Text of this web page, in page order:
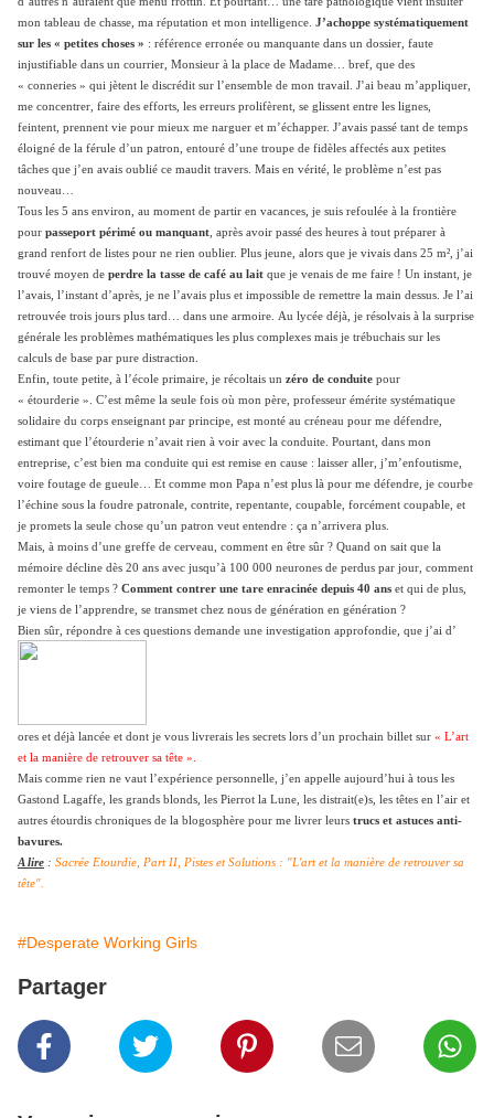
mon tableau de chasse, ma réputation et mon intelligence. J’achoppe systématiquement
sur les « petites choses » : référence erronée ou manquante dans un dossier, faute
injustifiable dans un courrier, Monsieur à la place de Madame… bref, que des
« conneries » qui jètent le discrédit sur l’ensemble de mon travail. J’ai beau m’appliquer,
me concentrer, faire des efforts, les erreurs prolifèrent, se glissent entre les lignes,
feintent, prennent vie pour mieux me narguer et m’échapper. J’avais passé tant de temps
éloigné de la férule d’un patron, entouré d’une troupe de fidèles affectés aux petites
tâches que j’en avais oublié ce maudit travers. Mais en vérité, le problème n’est pas
nouveau…
Tous les 5 ans environ, au moment de partir en vacances, je suis refoulée à la frontière
pour passeport périmé ou manquant , après avoir passé des heures à tout préparer à
grand renfort de listes pour ne rien oublier. Plus jeune, alors que je vivais dans 25 m², j’ai
trouvé moyen de perdre la tasse de café au lait que je venais de me faire ! Un instant, je
l’avais, l’instant d’après, je ne l’avais plus et impossible de remettre la main dessus. Je l’ai
retrouvée trois jours plus tard… dans une armoire.
Au lycée déjà, je résolvais à la surprise
générale les problèmes mathématiques les plus complexes mais je trébuchais sur les
calculs de base par pure distraction.
Enfin, toute petite, à l’école primaire, je récoltais un zéro de conduite pour
« étourderie ». C’est même la seule fois où mon père, professeur émérite systématique
solidaire du corps enseignant par principe, est monté au créneau pour me défendre,
estimant que l’étourderie n’avait rien à voir avec la conduite. Pourtant, dans mon
entreprise, c’est bien ma conduite qui est remise en cause : laisser aller, j’m’enfoutisme,
voire foutage de gueule… Et comme mon Papa n’est plus là pour me défendre, je courbe
l’échine sous la foudre patronale, contrite, repentante, coupable, forcément coupable, et
je promets la seule chose qu’un patron veut entendre : ça n’arrivera plus.
Mais, à moins d’une greffe de cerveau, comment en être sûr ? Quand on sait que la
mémoire décline dès 20 ans avec jusqu’à 100 000 neurones de perdus par jour, comment
remonter le temps ? Comment contrer une tare enracinée depuis 40 ans et qui de plus,
je viens de l’apprendre, se transmet chez nous de génération en génération ?
Bien sûr, répondre à ces questions demande une investigation approfondie, que j’ai d’
ores et déjà lancée et dont je vous livrerais les secrets lors d’un prochain billet sur « L’art
et la manière de retrouver sa tête ».
Mais comme rien ne vaut l’expérience personnelle, j’en appelle aujourd’hui à tous les
Gastond Lagaffe, les grands blonds, les Pierrot la Lune, les distrait(e)s, les têtes en l’air et
autres étourdis chroniques de la blogosphère pour me livrer leurs trucs et astuces anti-
bavures.
A lire : Sacrée Etourdie, Part II, Pistes et Solutions : "L'art et la manière de retrouver sa
tête".
#Desperate Working Girls
Partager